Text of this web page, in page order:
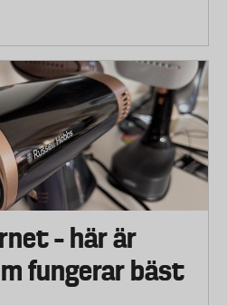
– här är
fungerar bäst